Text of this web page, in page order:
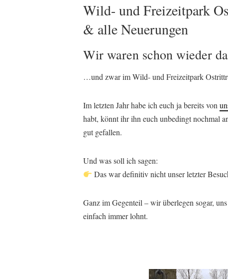
Wild- und Freizeitpark
& alle Neuerungen
Wir waren schon wieder
…und zwar imWild- und Freizeitpark
Im letzten Jahr habe ich euch ja bereits von
habt, könnt ihr ihn euch unbedingt nochmal
gut gefallen.
Und was soll ich sagen:
Das war definitiv nicht unser letzter
Ganz im Gegenteil – wir überlegen sogar,
einfach immer lohnt.